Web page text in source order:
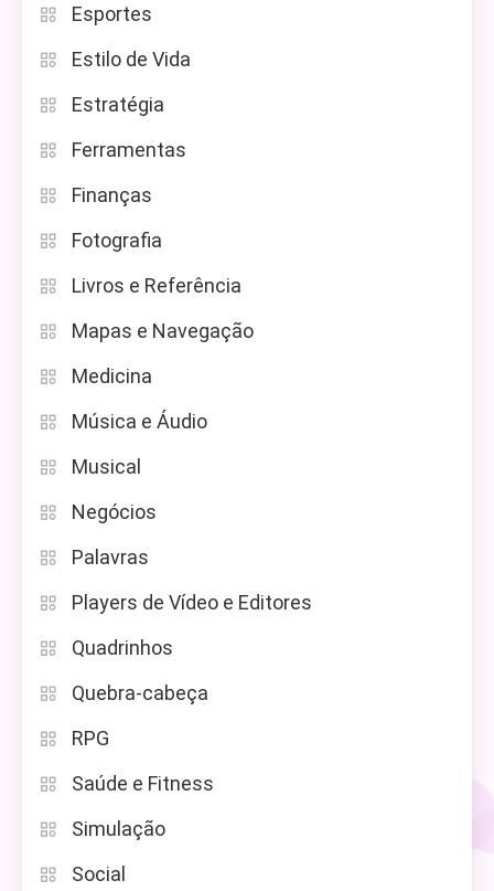
Esportes
Estilo de Vida
Estratégia
Ferramentas
Finanças
Fotografia
Livros e Referência
Mapas e Navegação
Medicina
Música e Áudio
Musical
Negócios
Palavras
Players de Vídeo e Editores
Quadrinhos
Quebra-cabeça
RPG
Saúde e Fitness
Simulação
Social